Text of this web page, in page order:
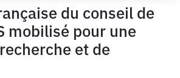
du conseil de
mobilisé pour une
et de